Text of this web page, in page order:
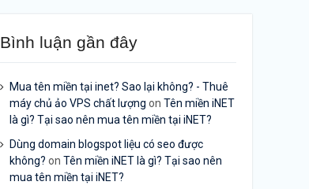
Bình luận gần đây
Mua tên miền tại inet? Sao lại không? - Thuê
máy chủ ảo VPS chất lượng on Tên miền iNET
là gì? Tại sao nên mua tên miền tại iNET?
Dùng domain blogspot liệu có seo được
không? on Tên miền iNET là gì? Tại sao nên
mua tên miền tại iNET?